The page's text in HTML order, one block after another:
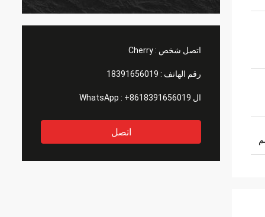
اتصل شخص :Cherry
رقم الهاتف : 18391656019
ال WhatsApp : +8618391656019
اتصل